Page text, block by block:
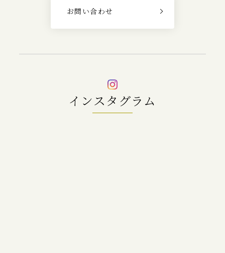
インスタグラム
お問い合わせ